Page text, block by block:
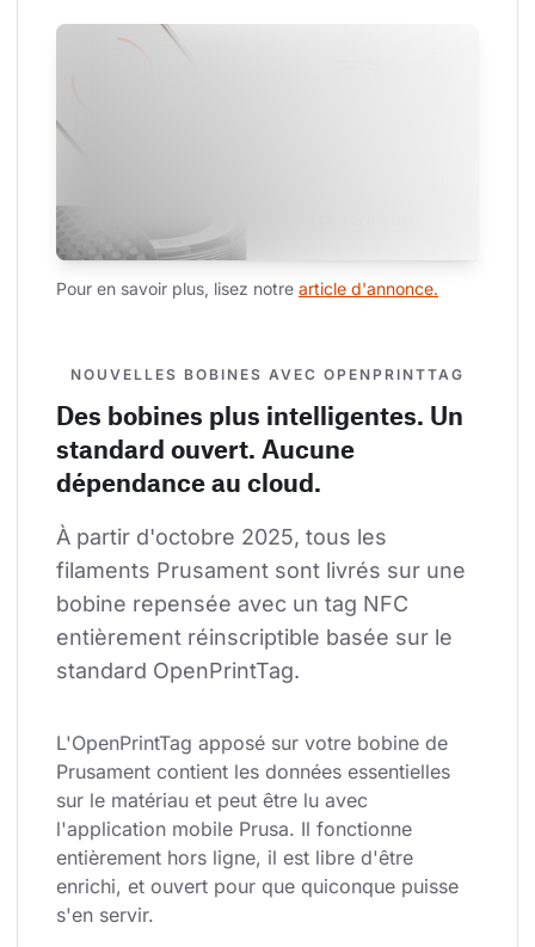
Pour en savoir plus, lisez notre article d'annonce.
NOUVELLES BOBINES AVEC OPENPRINTTAG
Des bobines plus intelligentes. Un
standard ouvert. Aucune
dépendance au cloud.
À partir d'octobre 2025, tous les
filaments Prusament sont livrés sur une
bobine repensée avec un tag NFC
entièrement réinscriptible basée sur le
standard OpenPrintTag.
L'OpenPrintTag apposé sur votre bobine de
Prusament contient les données essentielles
sur le matériau et peut être lu avec
l'application mobile Prusa. Il fonctionne
entièrement hors ligne, il est libre d'être
enrichi, et ouvert pour que quiconque puisse
s'en servir.